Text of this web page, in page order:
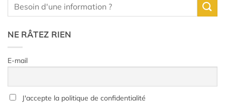
NE RÂTEZ RIEN
E-mail
J'accepte la politique de confidentialité